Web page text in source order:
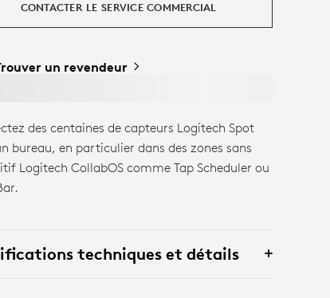
CONTACTER LE SERVICE COMMERCIAL
un revendeur
des centaines de capteurs Logitech Spot
bureau, en particulier dans des zones sans
Logitech CollabOS comme Tap Scheduler ou
techniques et détails